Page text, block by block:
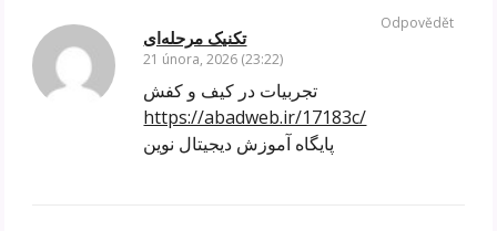
تکنیک مرحله‌ای
21 února, 2026 (23:22)
تجربیات در کیف و کفش
https://abadweb.ir/17183c/
پایگاه آموزش دیجیتال نوین
Odpovědět